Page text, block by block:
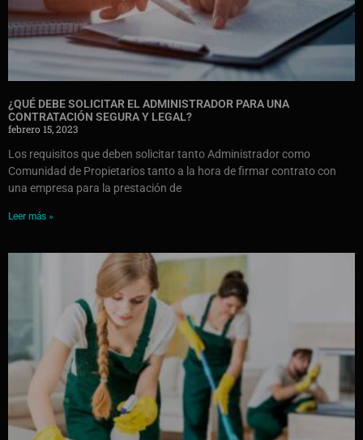
¿QUÉ DEBE SOLICITAR EL ADMINISTRADOR PARA UNA
CONTRATACIÓN SEGURA Y LEGAL?
febrero 15, 2023
Los requisitos que deben solicitar tanto Administrador como
Comunidad de Propietarios tanto a la hora de firmar contrato con
una empresa para la prestación de
Leer más »